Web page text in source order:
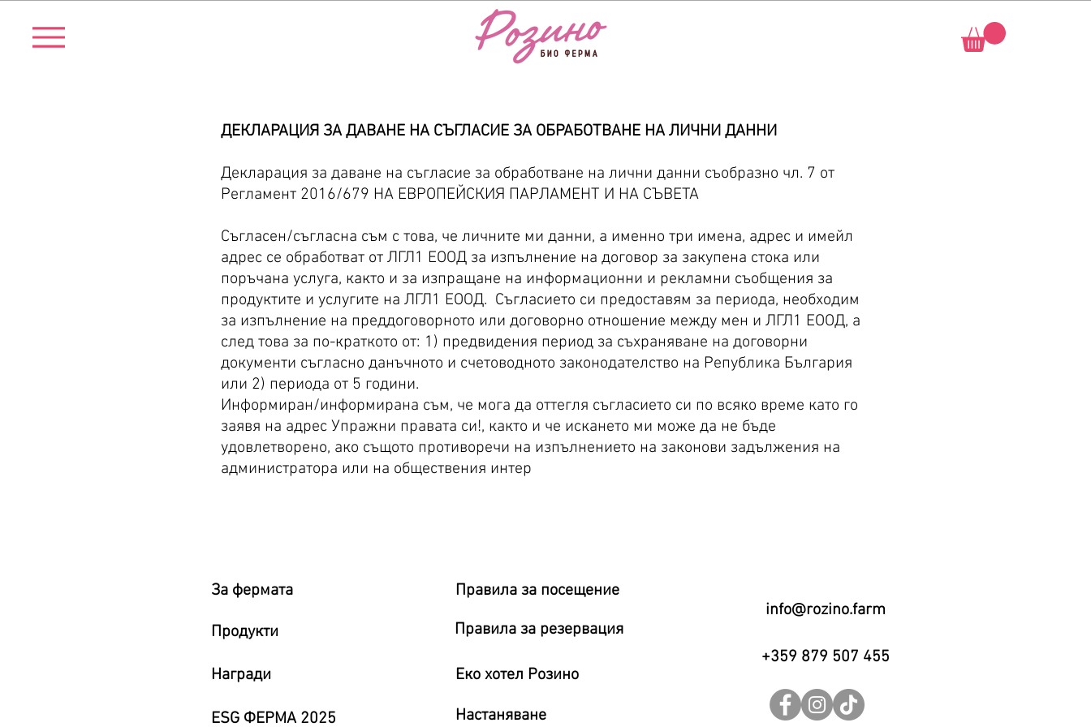
ДЕКЛАРАЦИЯ ЗА ДАВАНЕ НА СЪГЛАСИЕ ЗА ОБРАБОТВАНЕ НА ЛИЧНИ ДАННИ
Декларация за даване на съгласие за обработване на лични данни съобразно чл. 7 от
Регламент 2016/679 НА ЕВРОПЕЙСКИЯ ПАРЛАМЕНТ И НА СЪВЕТА
Съгласен/съгласна съм с това, че личните ми данни, а именно три имена, адрес и имейл
адрес се обработват от ЛГЛ1 ЕООД за изпълнение на договор за закупена стока или
поръчана услуга, както и за изпращане на информационни и рекламни съобщения за
продуктите и услугите на ЛГЛ1 ЕООД. Съгласието си предоставям за периода, необходим
за изпълнение на преддоговорното или договорно отношение между мен и ЛГЛ1 ЕООД, а
след това за по-краткото от: 1) предвидения период за съхраняване на договорни
документи съгласно данъчното и счетоводното законодателство на Република България
или 2) периода от 5 години.
Информиран/информирана съм, че мога да оттегля съгласието си по всяко време като го
заявя на адрес Упражни правата си!, както и че искането ми може да не бъде
удовлетворено, ако същото противоречи на изпълнението на законови задължения на
администратора или на обществения интер
За фермата
Продукти
Награди
ESG ФЕРМА 2025
Правила за посещение
Правила за резервация
Eко хотел Розино
Настаняване
info@rozino.farm
+359 879 507 455